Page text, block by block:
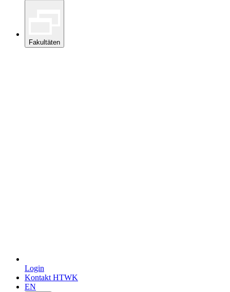
Fakultäten
Login
Kontakt HTWK
EN